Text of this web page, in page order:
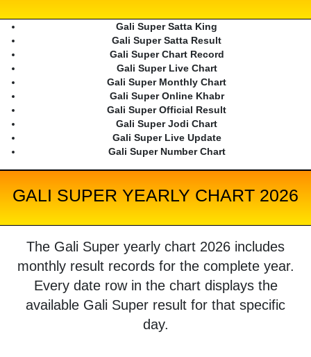
Gali Super Satta King
Gali Super Satta Result
Gali Super Chart Record
Gali Super Live Chart
Gali Super Monthly Chart
Gali Super Online Khabr
Gali Super Official Result
Gali Super Jodi Chart
Gali Super Live Update
Gali Super Number Chart
GALI SUPER YEARLY CHART 2026
The Gali Super yearly chart 2026 includes
monthly result records for the complete year.
Every date row in the chart displays the
available Gali Super result for that specific
day.